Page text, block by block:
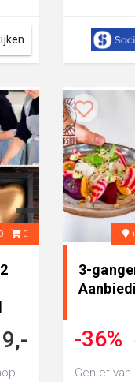
d...
0
3-
-36%
Geniet